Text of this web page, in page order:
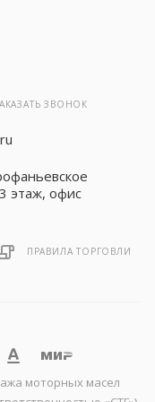
ЗВОНОК
этаж, офис
ПРАВИЛА ТОРГОВЛИ
моторных масел